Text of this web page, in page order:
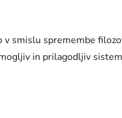
v smislu spremembe
in prilagodljiv